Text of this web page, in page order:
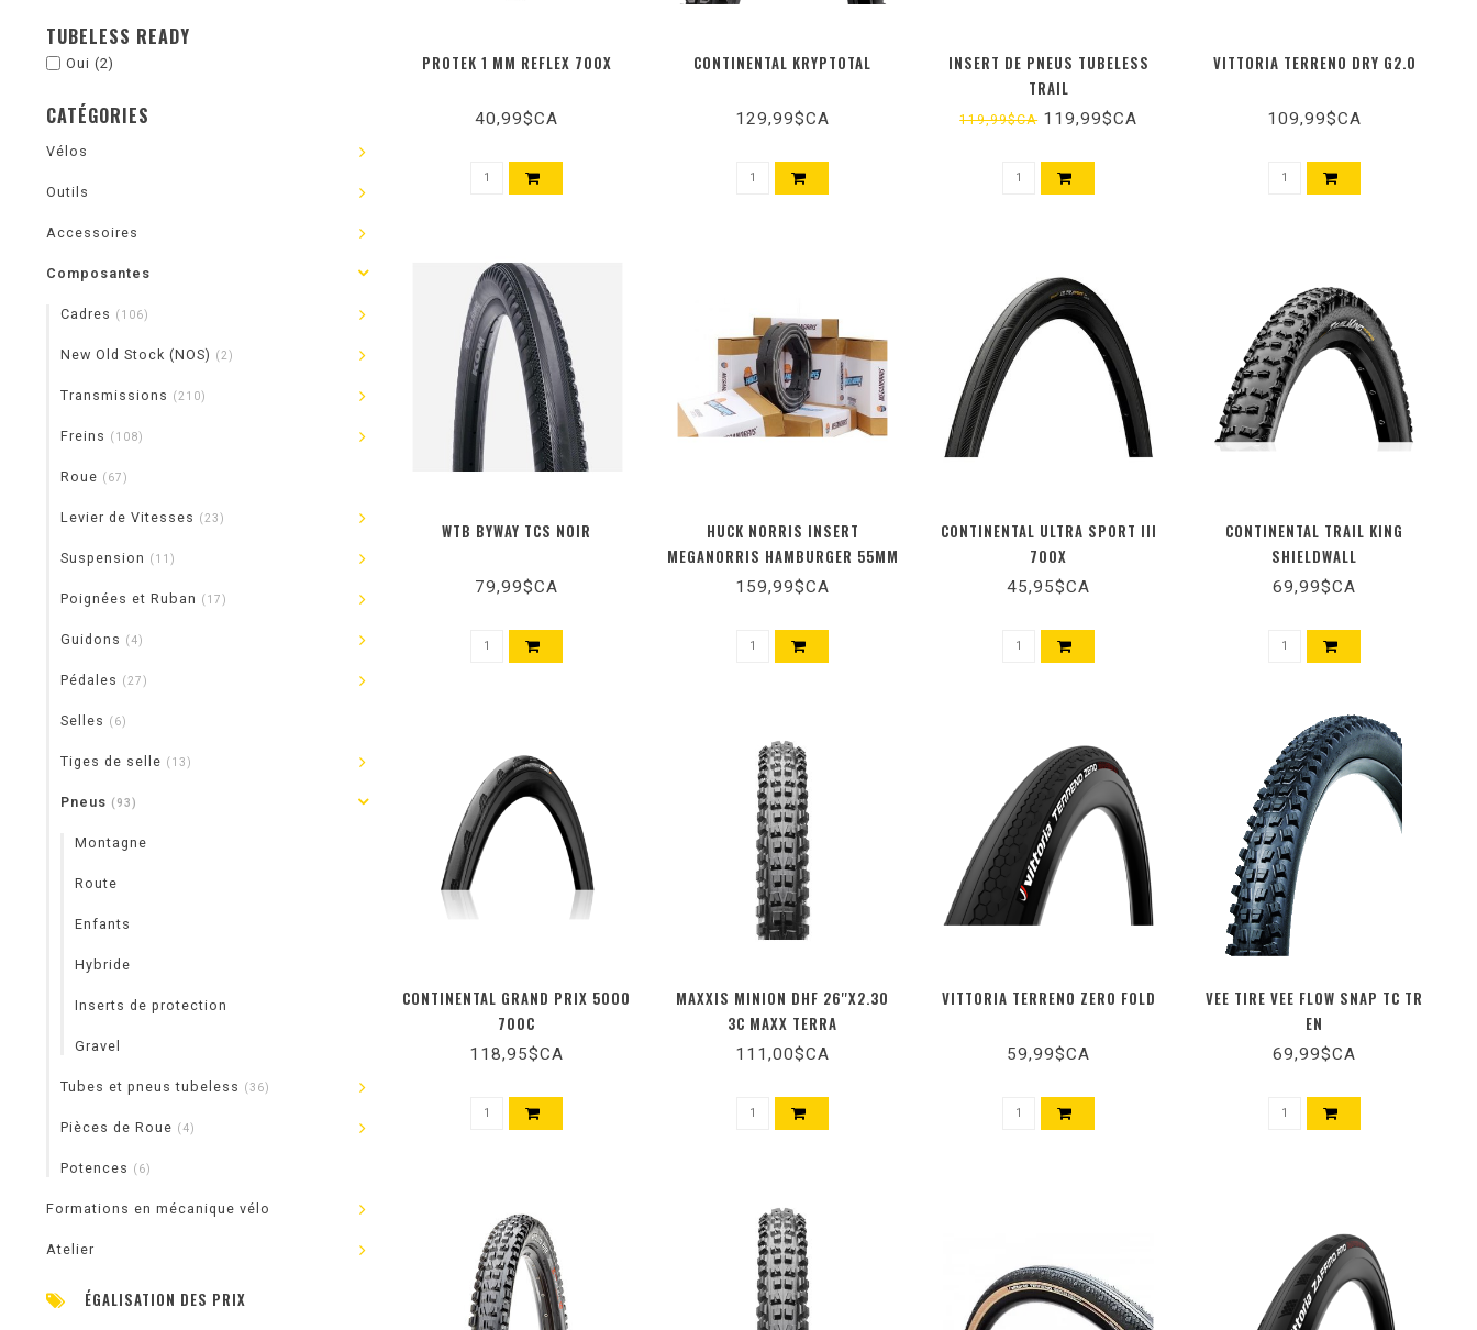
TUBELESS READY
Oui (2)
CATÉGORIES
Vélos
Outils
Accessoires
Composantes
Cadres (106)
New Old Stock (NOS) (2)
Transmissions (210)
Freins (108)
Roue (67)
Levier de Vitesses (23)
Suspension (11)
Poignées et Ruban (17)
Guidons (4)
Pédales (27)
Selles (6)
Tiges de selle (13)
Pneus (93)
Montagne
Route
Enfants
Hybride
Inserts de protection
Gravel
Tubes et pneus tubeless (36)
Pièces de Roue (4)
Potences (6)
Formations en mécanique vélo
Atelier
ÉGALISATION DES PRIX
PROTEK 1 MM REFLEX 700X
40,99$CA
CONTINENTAL KRYPTOTAL
129,99$CA
INSERT DE PNEUS TUBELESS
TRAIL
119,99$CA119,99$CA
VITTORIA TERRENO DRY G2.0
109,99$CA
WTB BYWAY TCS NOIR
79,99$CA
HUCK NORRIS INSERT
MEGANORRIS HAMBURGER 55MM
159,99$CA
CONTINENTAL ULTRA SPORT III
700X
45,95$CA
CONTINENTAL TRAIL KING
SHIELDWALL
69,99$CA
CONTINENTAL GRAND PRIX 5000
700C
118,95$CA
MAXXIS MINION DHF 26''X2.30
3C MAXX TERRA
111,00$CA
VITTORIA TERRENO ZERO FOLD
59,99$CA
VEE TIRE VEE FLOW SNAP TC TR
EN
69,99$CA